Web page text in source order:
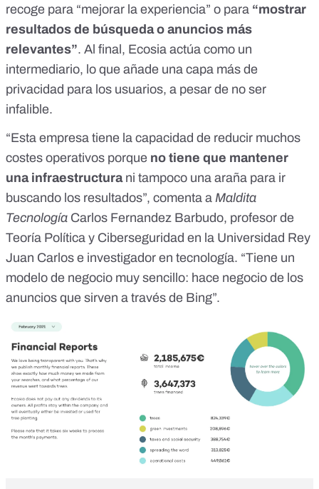
recoge para “mejorar la experiencia” o para “mostrar
resultados de búsqueda o anuncios más
relevantes”. Al final, Ecosia actúa como un
intermediario, lo que añade una capa más de
privacidad para los usuarios, a pesar de no ser
infalible.
“Esta empresa tiene la capacidad de reducir muchos
costes operativos porque no tiene que mantener
una infraestructurani tampoco una araña para ir
buscando los resultados”, comenta a Maldita
Tecnología Carlos Fernandez Barbudo, profesor de
Teoría Política y Ciberseguridad en la Universidad Rey
Juan Carlos e investigador en tecnología. “Tiene un
modelo de negocio muy sencillo: hace negocio de los
anuncios que sirven a través de Bing”.